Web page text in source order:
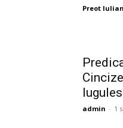
Preot
admin - 1